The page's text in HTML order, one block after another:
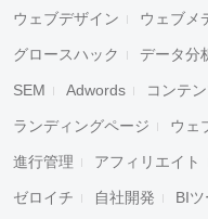
ウェブデザイン ウェブメ
グロースハック データ分
SEM Adwords コンテ
ランディングページ ウェ
進行管理 アフィリエイト
ゼロイチ 自社開発 BI